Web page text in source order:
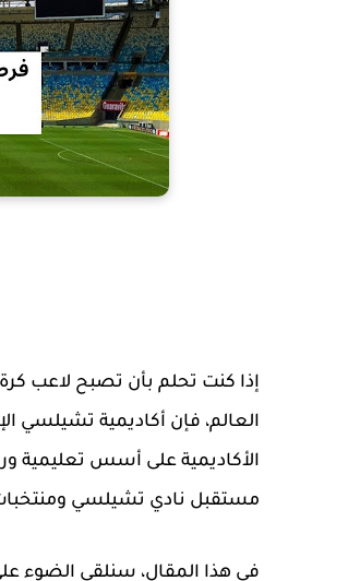
إذا كنت تحلم بأن تصبح لاعب
العالم، فإن أكاديمية تشيلسي
الأكاديمية على أسس تعليمية
مستقبل نادي تشيلسي